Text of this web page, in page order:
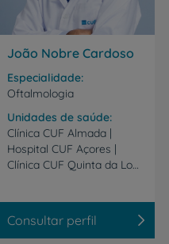
João Nobre Cardoso
Especialidade
Oftalmologia
Unidades de saúde
Clínica CUF Almada |
Hospital CUF Açores |
Clínica CUF Quinta da Lomba - Barreiro | Hospital CUF Tejo - Lisboa
Consultar perfil